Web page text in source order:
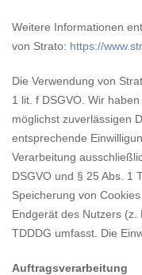
Weitere Informationen
von Strato: https://
Die Verwendung von
1 lit. f DSGVO. Wir
möglichst zuverlässigen
entsprechende
Verarbeitung
DSGVO und § 25 Abs. 1
Speicherung von
Endgerät des Nutzers
TDDDG umfasst. Die
Auftragsverarbeitung